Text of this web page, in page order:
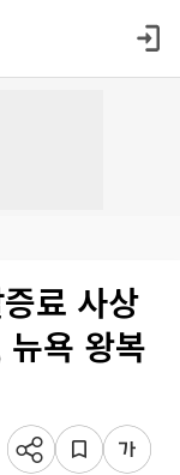
료 사상
욕 왕복